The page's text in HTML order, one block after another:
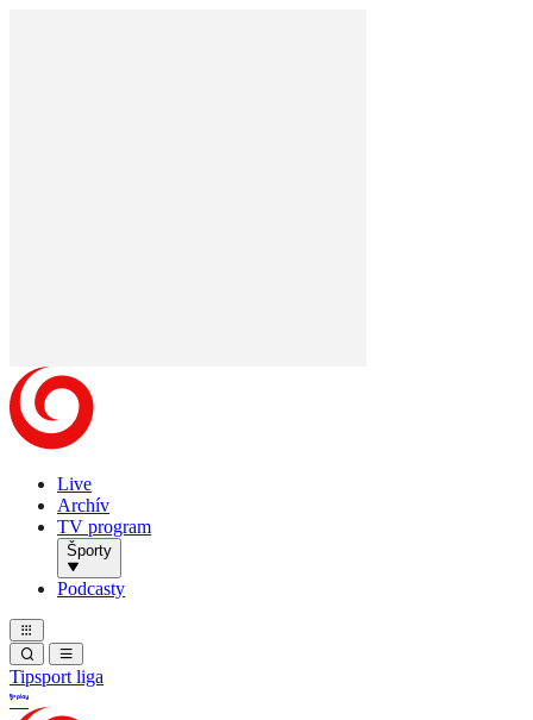
Live
Archív
TV program
Športy
Podcasty
Tipsport liga